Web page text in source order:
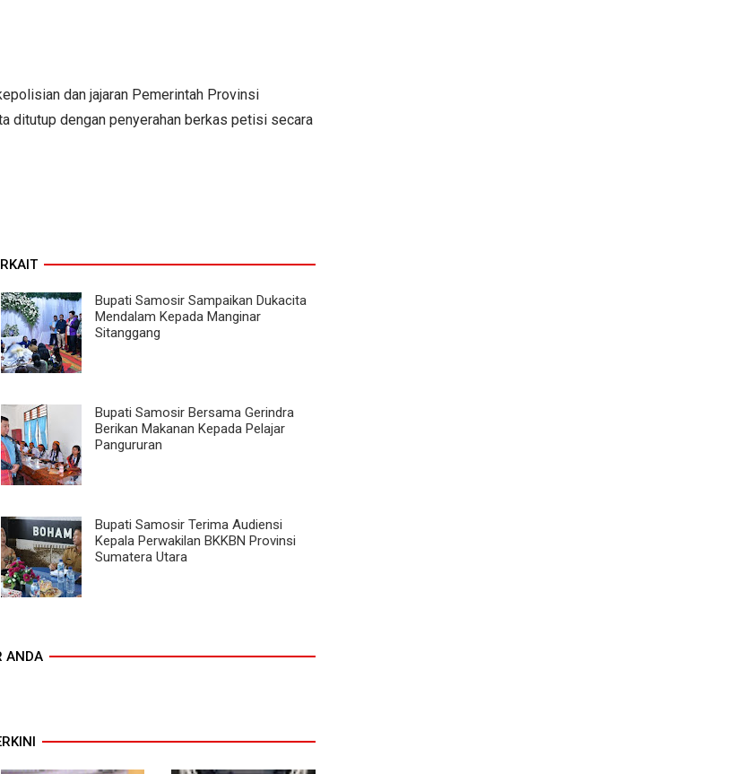
dan jajaran Pemerintah Provinsi
ditutup dengan penyerahan berkas petisi secara
Bupati Samosir Sampaikan Dukacita
Mendalam Kepada Manginar
Sitanggang
Bupati Samosir Bersama Gerindra
Berikan Makanan Kepada Pelajar
Pangururan
Bupati Samosir Terima Audiensi
Kepala Perwakilan BKKBN Provinsi
Sumatera Utara
ANDA